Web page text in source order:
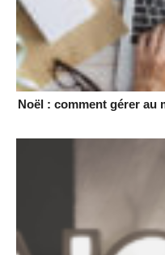
Noël : comment gérer au